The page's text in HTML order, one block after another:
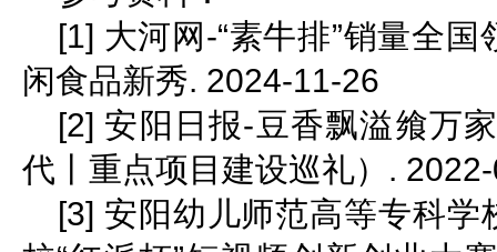
[1] 大河网-“素牛排”销量全
闲食品新秀. 2024-11-26
[2] 安阳日报-豆香飘溢飨万
代丨重点项目建设巡礼）.
[3] 安阳幼儿师范高等专科